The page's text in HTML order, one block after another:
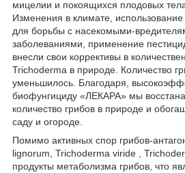
мицелии и покоящихся плодовых
Изменения в климате,
для борьбы с насекомыми-
заболеваниями, применение
внесли свои коррективы в
Trichoderma в природе. Количество
уменьшилось. Благодаря,
биофунгициду «ЛЕКАРА» мы
количество грибов в природе и
саду и огороде.
Помимо активных спор грибов-
lignorum, Trichoderma viride ,
продукты метаболизма грибов, что